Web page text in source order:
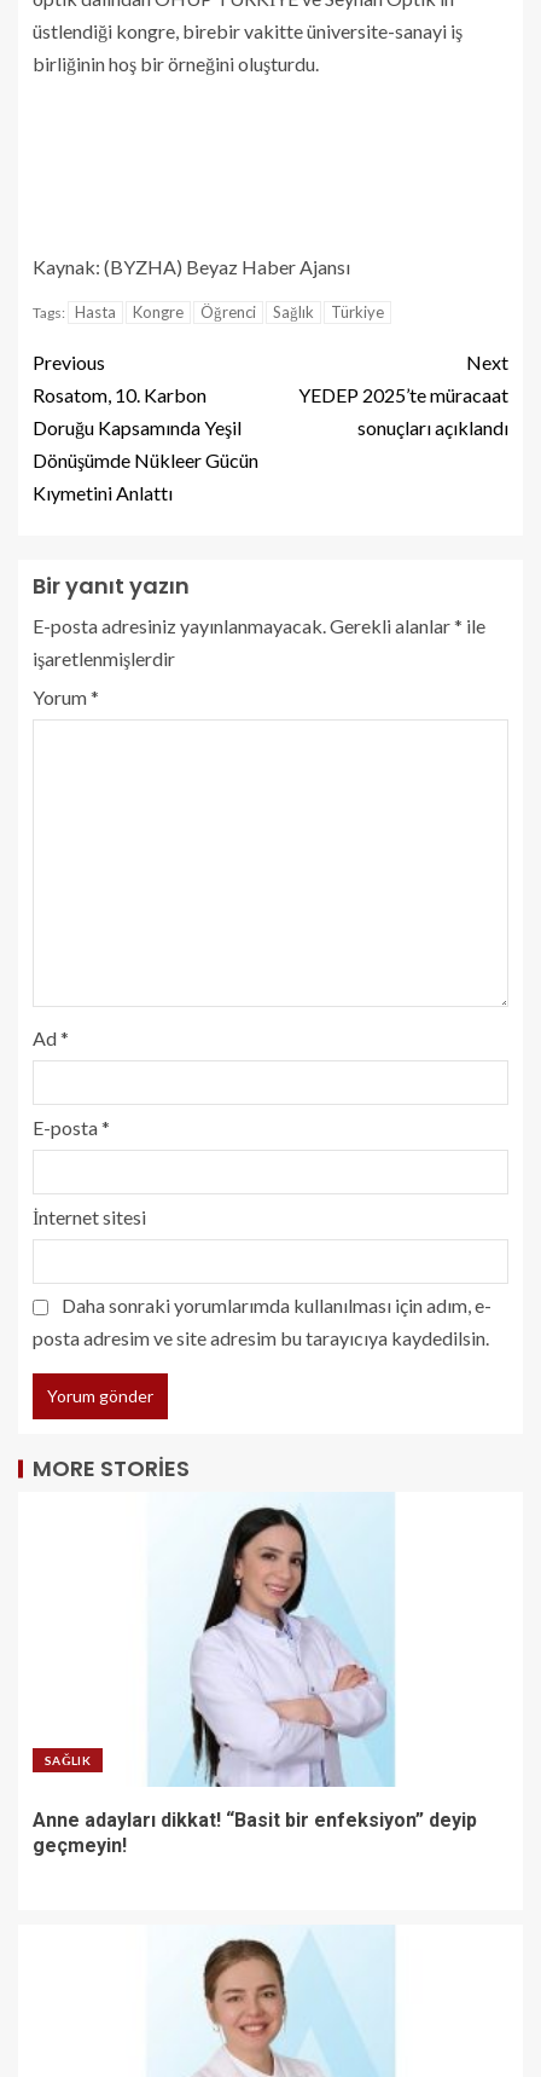
üstlendiği kongre, birebir vakitte üniversite-sanayi iş
birliğinin hoş bir örneğini oluşturdu.
Kaynak: (BYZHA) Beyaz Haber Ajansı
Tags: Hasta Kongre Öğrenci Sağlık Türkiye
Previous
Rosatom, 10. Karbon
Doruğu Kapsamında Yeşil
Dönüşümde Nükleer Gücün
Kıymetini Anlattı
Next
YEDEP 2025’te müracaat
sonuçları açıklandı
Bir yanıt yazın
E-posta adresiniz yayınlanmayacak. Gerekli alanlar* ile
işaretlenmişlerdir
Yorum*
Ad*
E-posta*
İnternet sitesi
Daha sonraki yorumlarımda kullanılması için adım, e-
posta adresim ve site adresim bu tarayıcıya kaydedilsin.
MORE STORIES
SAĞLIK
Anne adayları dikkat! “Basit bir enfeksiyon” deyip
geçmeyin!